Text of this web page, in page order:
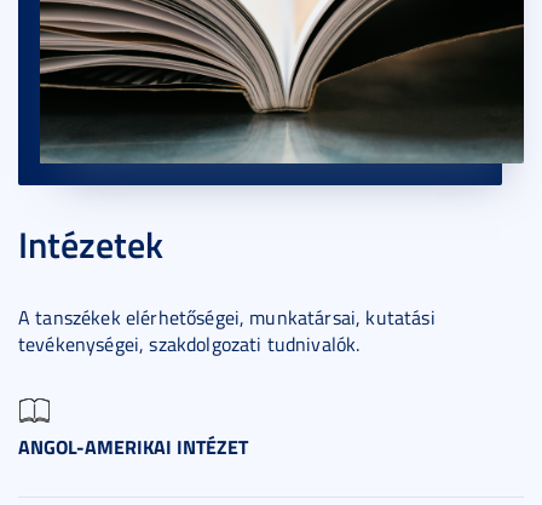
Intézetek
A tanszékek elérhetőségei, munkatársai, kutatási
tevékenységei, szakdolgozati tudnivalók.
ANGOL-AMERIKAI INTÉZET